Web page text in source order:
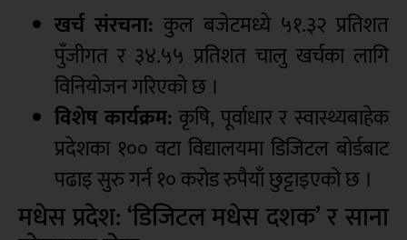
खर्च संरचना: कुल बजेटमध्ये ५१.३२ प्रतिशत
पुँजीगत र ३४.५५ प्रतिशत चालु खर्चका लागि
विनियोजन गरिएको छ ।
विशेष कार्यक्रम: कृषि, पूर्वाधार र स्वास्थ्यबाहेक
प्रदेशका १०० वटा विद्यालयमा डिजिटल बोर्डबाट
पढाइ सुरु गर्न १० करोड रुपैयाँ छुट्टाइएको छ ।
मधेस प्रदेश: ‘डिजिटल मधेस दशक’ र साना